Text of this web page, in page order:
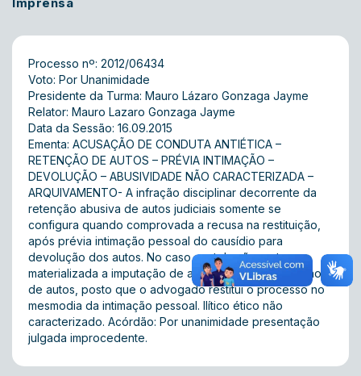
Processo nº: 2012/06434
Voto: Por Unanimidade
Presidente da Turma: Mauro Lázaro Gonzaga Jayme
Relator: Mauro Lazaro Gonzaga Jayme
Data da Sessão: 16.09.2015
Ementa: ACUSAÇÃO DE CONDUTA ANTIÉTICA –
RETENÇÃO DE AUTOS – PRÉVIA INTIMAÇÃO –
DEVOLUÇÃO – ABUSIVIDADE NÃO CARACTERIZADA –
ARQUIVAMENTO- A infração disciplinar decorrente da
retenção abusiva de autos judiciais somente se
configura quando comprovada a recusa na restituição,
após prévia intimação pessoal do causídio para
devolução dos autos. No caso em tela não restou
materializada a imputação de abusividade de retenção
de autos, posto que o advogado restitui o processo no
mesmodia da intimação pessoal. Ilítico ético não
caracterizado. Acórdão: Por unanimidade presentação
julgada improcedente.